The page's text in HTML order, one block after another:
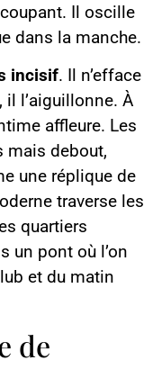
Il oscille
dans la manche.
incisif. Il n’efface
l’aiguillonne. À
affleure. Les
mais debout,
une réplique de
traverse les
quartiers
un pont où l’on
et du matin
de